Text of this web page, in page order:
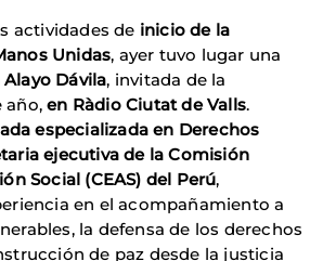
actividades de inicio de la
Unidas, ayer tuvo lugar una
Alayo Dávila, invitada de la
año,en Ràdio Ciutat de Valls.
especializada en Derechos
ejecutiva de la Comisión
Social (CEAS) del Perú,
en el acompañamiento a
la defensa de los derechos
de paz desde la justicia